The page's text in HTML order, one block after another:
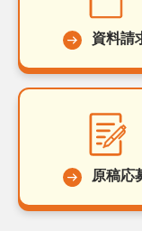
資料請
原稿応